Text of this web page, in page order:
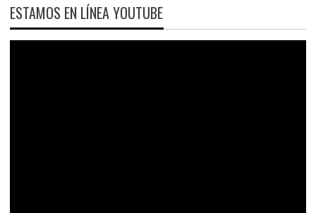
ESTAMOS EN LÍNEA YOUTUBE